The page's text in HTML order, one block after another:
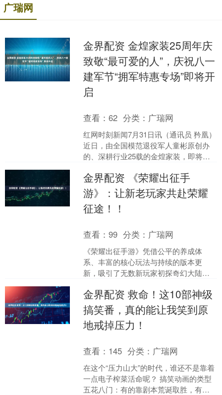
广瑞网
金界配资 金煌家装25周年庆
致敬“最可爱的人”，庆祝八一
建军节“拥军特惠专场”即将开
启
查看：62 分类： 广瑞网
红网时刻新闻7月31日讯（通讯员 矜凰）
近日，由全国模范退役军人童彬原创办
的、深耕行业25载的金煌家装，即将启
场活动。品....
金界配资 《荣耀出征手
游》：让新老玩家共赴荣耀
征途！！
查看：99 分类： 广瑞网
《荣耀出征手游》凭借公平的养成体
系、丰富的核心玩法与持续的版本更
新，吸引了无数新玩家初探奇幻大陆，
这款游戏打破了新老玩家的发育....
金界配资 救命！这10部神级
搞笑番，真的能让我笑到原
地戒掉压力！
查看： 145 分类： 广瑞网
在这个“压力山大”的时代，谁还不是靠着
一点电子榨菜活命呢？ 搞笑动画的类型
五花八门：有的靠剧本荒诞取胜，有的